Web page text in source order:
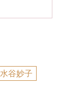
水谷妙子